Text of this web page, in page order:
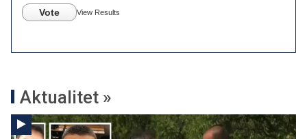
Vote View Results
Aktualitet »